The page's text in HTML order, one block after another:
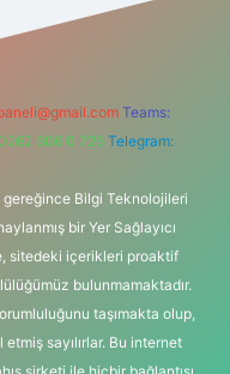
Teams:
606 0 726 Telegram:
gereğince Bilgi Teknolojileri
bir Yer Sağlayıcı
sitedeki içerikleri proaktif
bulunmamaktadır.
taşımakta olup,
sayılırlar. Bu internet